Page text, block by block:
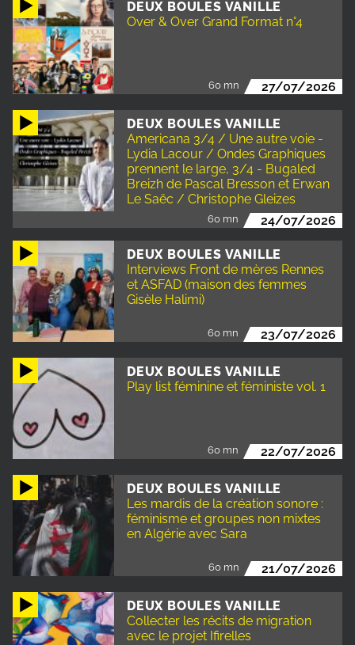
DEUX BOULES VANILLE
Over & Over Grand Format n°4
60 mn 27/07/2026
DEUX BOULES VANILLE
Americana 3/4 / Une autre voie -
Lydia Lacour / Ondes Graphiques
prennent le large, 3/4 - Bugaled
Breizh de Pascal Bresson et Erwan
Le Saëc / Christophe Gleizes
60 mn 24/07/2026
DEUX BOULES VANILLE
Interviews Front de mères Rennes
et ASFAD (maison des femmes
Gisèle Halimi)
60 mn 23/07/2026
DEUX BOULES VANILLE
Play list féminine et féministe vol. 1
60 mn 22/07/2026
DEUX BOULES VANILLE
Les mardis de la création sonore :
féminisme et groupes non mixtes
en Algérie avec Sara
60 mn 21/07/2026
DEUX BOULES VANILLE
Collecter les récits de migration
avec le projet Ifirelles